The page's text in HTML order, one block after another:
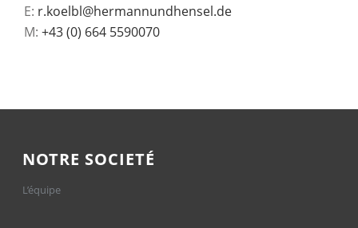
E: r.koelbl@hermannundhensel.de
M: +43 (0) 664 5590070
NOTRE SOCIETÉ
L’équipe